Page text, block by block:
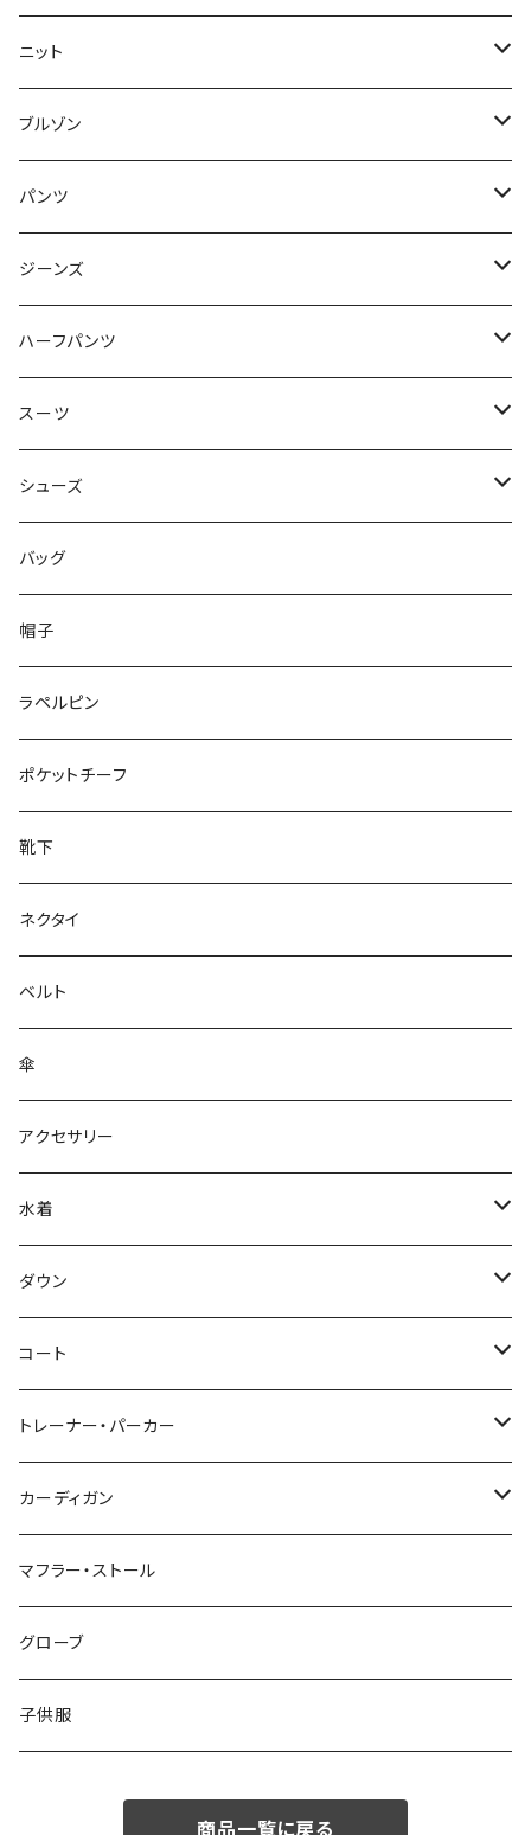
50/XL～
48/L
50/XL～
46/M
48/L
50/XL～
～44/S
46/M
48/L
50/XL～
ニット
～44/S
46/M
48/L
50/XL～
ブルゾン
～44/S
46/M
48/L
50/XL～
パンツ
～44/S
46/M
48/L
50/XL～
ジーンズ
～44/S
46/M
48/L
50/XL～
ハーフパンツ
～44/S
46/M
48/L
50/XL～
スーツ
～44/S
46/M
48/L
50/XL～
シューズ
～25.5cm
26cm～
27cm～
28cm～
バッグ
帽子
ラペルピン
ポケットチーフ
靴下
ネクタイ
ベルト
傘
アクセサリー
水着
～44/S
46/M
48/L
50/XL～
ダウン
～44/S
46/M
48/L
50/XL～
コート
～44/S
46/M
48/L
50/XL～
トレーナー・パーカー
～44/S
46/M
48/L
50/XL～
カーディガン
～44/S
46/M
48/L
マフラー・ストール
グローブ
子供服
商品一覧に戻る